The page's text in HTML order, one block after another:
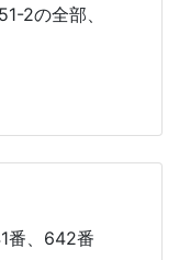
2の全部、
番、642番